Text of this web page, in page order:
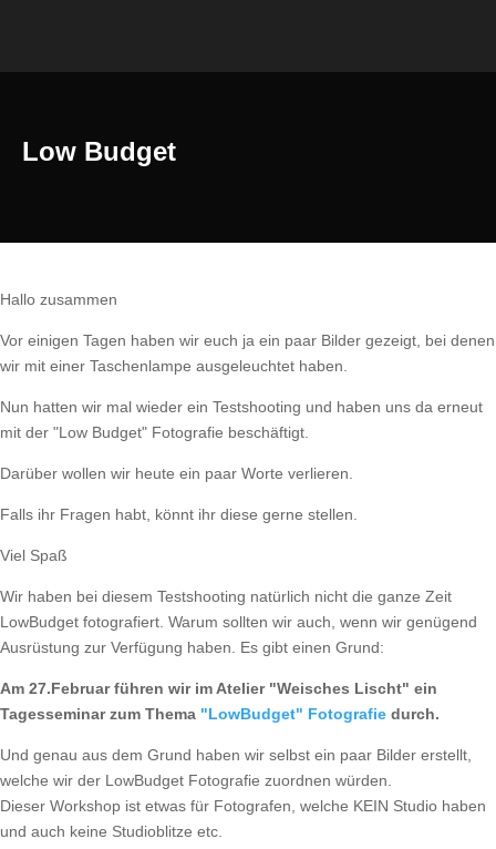
Low Budget
Hallo zusammen
Vor einigen Tagen haben wir euch ja ein paar Bilder gezeigt, bei denen
wir mit einer Taschenlampe ausgeleuchtet haben.
Nun hatten wir mal wieder ein Testshooting und haben uns da erneut
mit der "Low Budget" Fotografie beschäftigt.
Darüber wollen wir heute ein paar Worte verlieren.
Falls ihr Fragen habt, könnt ihr diese gerne stellen.
Viel Spaß
Wir haben bei diesem Testshooting natürlich nicht die ganze Zeit
LowBudget fotografiert. Warum sollten wir auch, wenn wir genügend
Ausrüstung zur Verfügung haben. Es gibt einen Grund:
Am 27.Februar führen wir im Atelier "Weisches Lischt" ein
Tagesseminar zum Thema "LowBudget" Fotografie durch.
Und genau aus dem Grund haben wir selbst ein paar Bilder erstellt,
welche wir der LowBudget Fotografie zuordnen würden.
Dieser Workshop ist etwas für Fotografen, welche KEIN Studio haben
und auch keine Studioblitze etc.